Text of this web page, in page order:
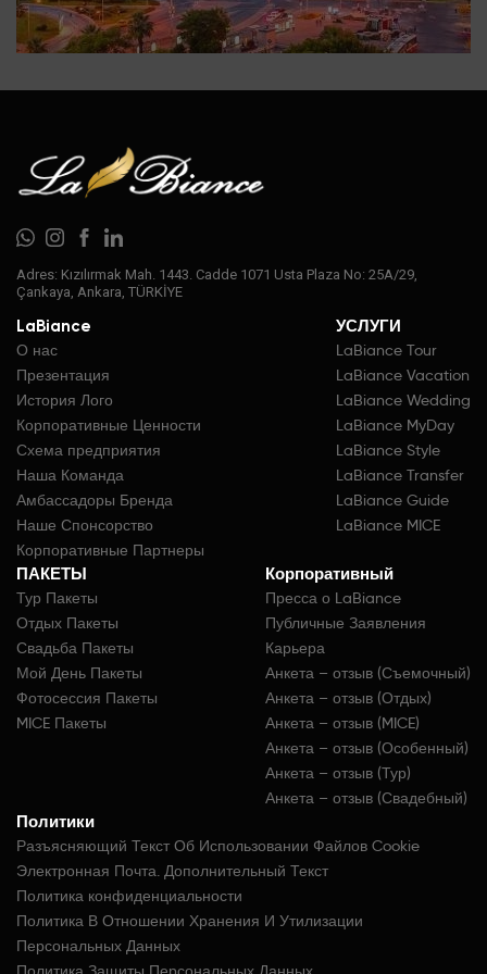
Adres: Kızılırmak Mah. 1443. Cadde 1071 Usta Plaza No: 25A/29,
Çankaya, Ankara, TÜRKİYE
LaBiance
О нас
Презентация
История Лого
Корпоративные Ценности
Схема предприятия
Наша Команда
Амбассадоры Бренда
Наше Спонсорство
Корпоративные Партнеры
УСЛУГИ
LaBiance Tour
LaBiance Vacation
LaBiance Wedding
LaBiance MyDay
LaBiance Style
LaBiance Transfer
LaBiance Guide
LaBiance MICE
ПАКЕТЫ
Тур Пакеты
Отдых Пакеты
Свадьба Пакеты
Мой День Пакеты
Фотосессия Пакеты
MICE Пакеты
Корпоративный
Пресса о LaBiance
Публичные Заявления
Карьера
Анкета – отзыв (Съемочный)
Анкета – отзыв (Отдых)
Анкета – отзыв (MICE)
Анкета – отзыв (Особенный)
Анкета – отзыв (Тур)
Анкета – отзыв (Свадебный)
Политики
Разъясняющий Текст Об Использовании Файлов Cookie
Электронная Почта. Дополнительный Текст
Политика конфиденциальности
Политика В Отношении Хранения И Утилизации
Персональных Данных